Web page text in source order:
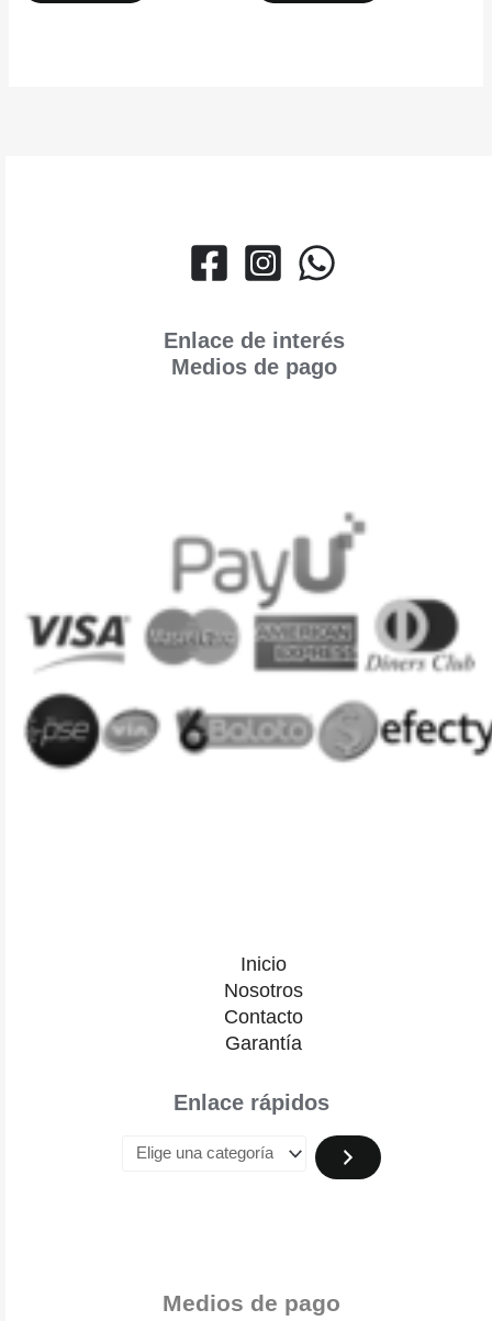
Enlace de interés
Medios de pago
Inicio
Nosotros
Contacto
Garantía
Enlace rápidos
Medios de pago